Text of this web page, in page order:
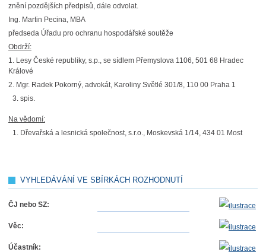
znění pozdějších předpisů, dále odvolat.
Ing. Martin Pecina, MBA
předseda Úřadu pro ochranu hospodářské soutěže
Obdrží:
1. Lesy České republiky, s.p., se sídlem Přemyslova 1106, 501 68 Hradec
Králové
2. Mgr. Radek Pokorný, advokát, Karoliny Světlé 301/8, 110 00 Praha 1
spis.
Na vědomí:
Dřevařská a lesnická společnost, s.r.o., Moskevská 1/14, 434 01 Most
VYHLEDÁVÁNÍ VE SBÍRKÁCH ROZHODNUTÍ
ČJ nebo SZ:
Věc:
Účastník: